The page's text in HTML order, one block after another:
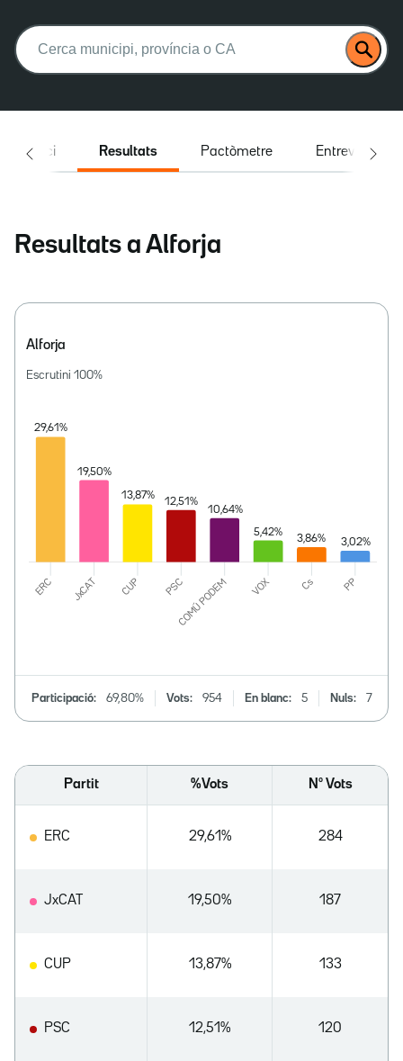
Buscar:
Inici Resultats Pactòmetre Entrevistes
Resultats a Alforja
Alforja
Escrutini 100%
Participació: 69,80% Vots: 954 En blanc: 5 Nuls: 7
Partit %Vots Nº Vots
ERC 29,61% 284
JxCAT 19,50% 187
CUP 13,87% 133
PSC 12,51% 120